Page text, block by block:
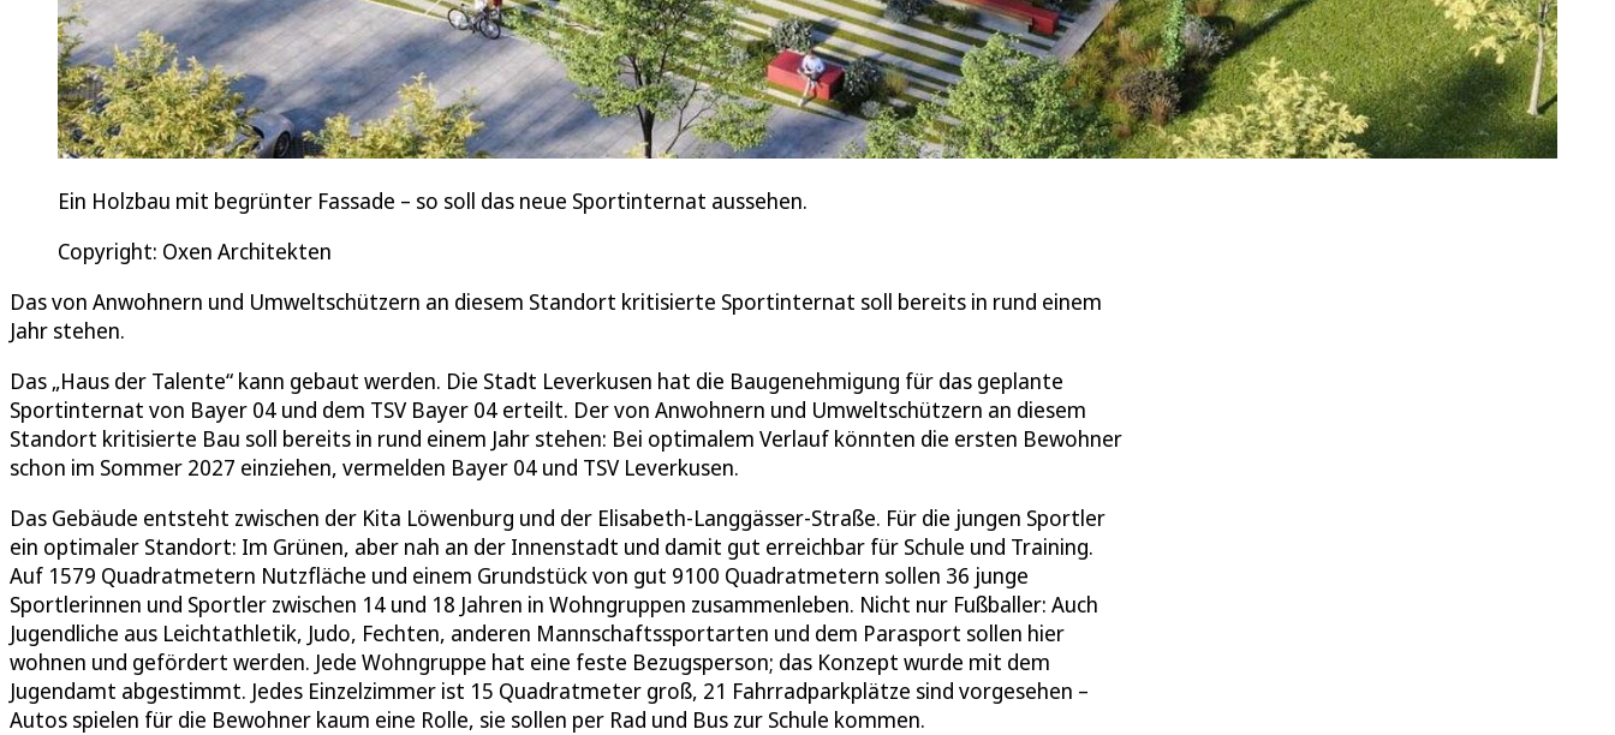
Ein Holzbau mit begrünter Fassade – so soll das neue Sportinternat aussehen.
Copyright: Oxen Architekten
Das von Anwohnern und Umweltschützern an diesem Standort kritisierte Sportinternat soll bereits in rund einem
Jahr stehen.
Das „Haus der Talente“ kann gebaut werden. Die Stadt Leverkusen hat die Baugenehmigung für das geplante
Sportinternat von Bayer 04 und dem TSV Bayer 04 erteilt. Der von Anwohnern und Umweltschützern an diesem
Standort kritisierte Bau soll bereits in rund einem Jahr stehen: Bei optimalem Verlauf könnten die ersten Bewohner
schon im Sommer 2027 einziehen, vermelden Bayer 04 und TSV Leverkusen.
Das Gebäude entsteht zwischen der Kita Löwenburg und der Elisabeth-Langgässer-Straße. Für die jungen Sportler
ein optimaler Standort: Im Grünen, aber nah an der Innenstadt und damit gut erreichbar für Schule und Training.
Auf 1579 Quadratmetern Nutzfläche und einem Grundstück von gut 9100 Quadratmetern sollen 36 junge
Sportlerinnen und Sportler zwischen 14 und 18 Jahren in Wohngruppen zusammenleben. Nicht nur Fußballer: Auch
Jugendliche aus Leichtathletik, Judo, Fechten, anderen Mannschaftssportarten und dem Parasport sollen hier
wohnen und gefördert werden. Jede Wohngruppe hat eine feste Bezugsperson; das Konzept wurde mit dem
Jugendamt abgestimmt. Jedes Einzelzimmer ist 15 Quadratmeter groß, 21 Fahrradparkplätze sind vorgesehen –
Autos spielen für die Bewohner kaum eine Rolle, sie sollen per Rad und Bus zur Schule kommen.